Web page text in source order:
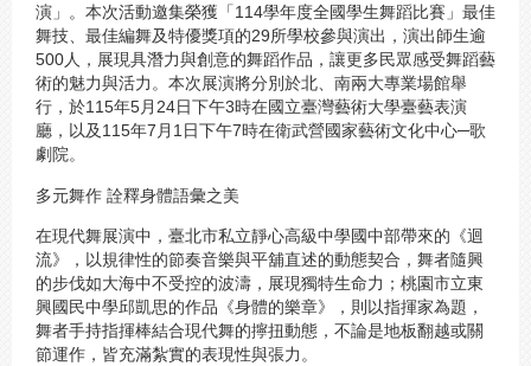
演」。本次活動邀集榮獲「114學年度全國學生舞蹈比賽」最佳
舞技、最佳編舞及特優獎項的29所學校參與演出，演出師生逾
500人，展現具潛力與創意的舞蹈作品，讓更多民眾感受舞蹈藝
術的魅力與活力。本次展演將分別於北、南兩大專業場館舉
行，於115年5月24日下午3時在國立臺灣藝術大學臺藝表演
廳，以及115年7月1日下午7時在衛武營國家藝術文化中心─歌
劇院。
多元舞作 詮釋身體語彙之美
在現代舞展演中，臺北市私立靜心高級中學國中部帶來的《迴
流》，以規律性的節奏音樂與平舖直述的動態契合，舞者隨興
的步伐如大海中不受控的波濤，展現獨特生命力；桃園市立東
興國民中學邱凱思的作品《身體的樂章》，則以指揮家為題，
舞者手持指揮棒結合現代舞的擰扭動態，不論是地板翻越或關
節運作，皆充滿紮實的表現性與張力。